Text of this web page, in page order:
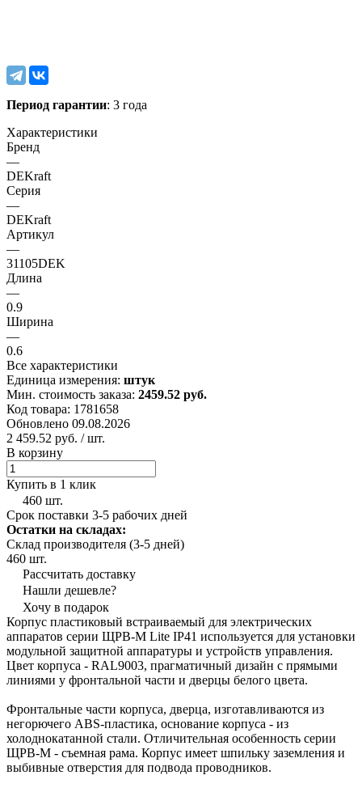
Период гарантии: 3 года
Характеристики
Бренд
—
DEKraft
Серия
—
DEKraft
Артикул
—
31105DEK
Длина
—
0.9
Ширина
—
0.6
Все характеристики
Единица измерения: штук
Мин. стоимость заказа: 2459.52 руб.
Код товара: 1781658
Обновлено 09.08.2026
2 459.52 руб. / шт.
В корзину
Купить в 1 клик
460 шт.
Срок поставки 3-5 рабочих дней
Остатки на складах:
Склад производителя (3-5 дней)
460 шт.
Рассчитать доставку
Нашли дешевле?
Хочу в подарок
Корпус пластиковый встраиваемый для электрических
аппаратов серии ЩРВ-М Lite IP41 используется для установки
модульной защитной аппаратуры и устройств управления.
Цвет корпуса - RAL9003, прагматичный дизайн с прямыми
линиями у фронтальной части и дверцы белого цвета.
Фронтальные части корпуса, дверца, изготавливаются из
негорючего ABS-пластика, основание корпуса - из
холоднокатанной стали. Отличительная особенность серии
ЩРВ-М - съемная рама. Корпус имеет шпильку заземления и
выбивные отверстия для подвода проводников.